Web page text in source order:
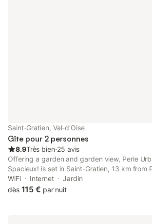
Saint-Gratien, Val-d'Oise
Gîte pour 2 personnes
8.9Très bien⋅25 avis
Offering a garden and garden view, Perle
Spacieux! is set in Saint-Gratien, 13 km from
Station and 13 km from Sacré-Coeur.
WiFi Internet
Jardin
dès 115 € par nuit